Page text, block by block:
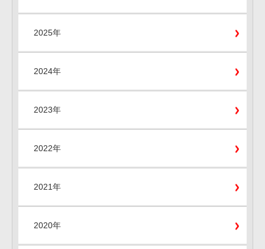
2025年
2024年
2023年
2022年
2021年
2020年